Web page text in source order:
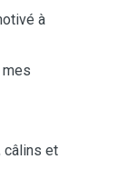
à
câlins et